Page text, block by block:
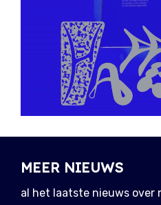
MEER NIEUWS
al het laatste nieuws over